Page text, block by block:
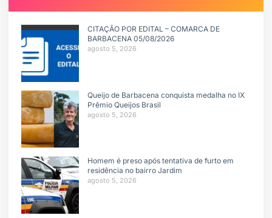
CITAÇÃO POR EDITAL – COMARCA DE
BARBACENA 05/08/2026
agosto 5, 2026
Queijo de Barbacena conquista medalha no IX
Prêmio Queijos Brasil
agosto 5, 2026
Homem é preso após tentativa de furto em
residência no bairro Jardim
agosto 5, 2026